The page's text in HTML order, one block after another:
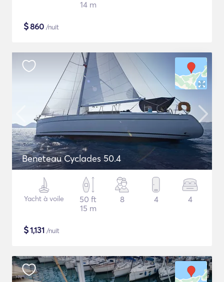
14 m
$860 /nuit
Beneteau Cyclades 50.4
Yacht à voile
50 ft
15 m
8 4 4
$1,131 /nuit